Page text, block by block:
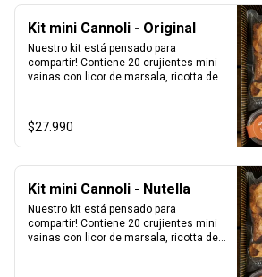
Kit mini Cannoli - Original
Nuestro kit está pensado para
compartir! Contiene 20 crujientes mini
vainas con licor de marsala, ricotta de
marrasquino, pistacho y una exquisita
crema de pistacho.
$27.990
Kit mini Cannoli - Nutella
Nuestro kit está pensado para
compartir! Contiene 20 crujientes mini
vainas con licor de marsala, ricotta de